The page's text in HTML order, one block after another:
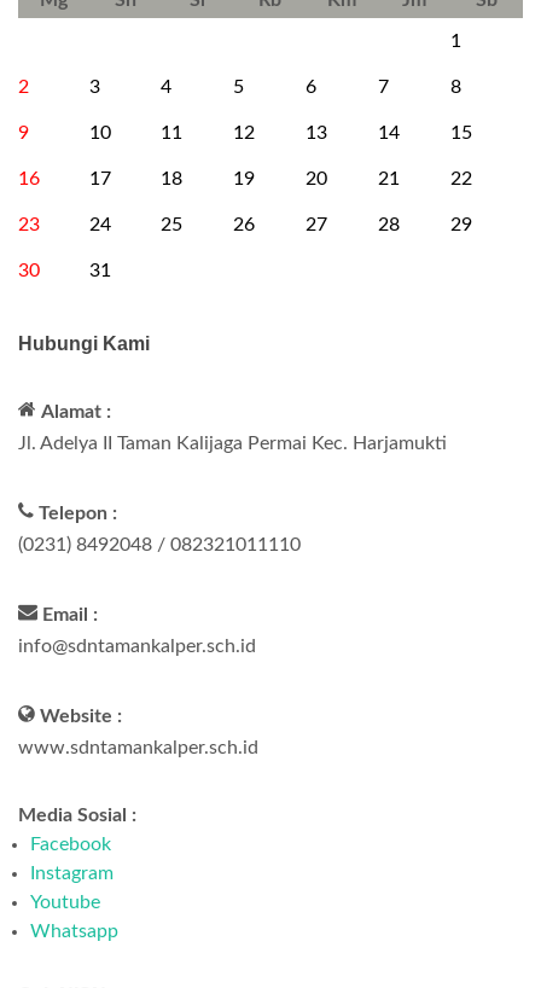
1
2 3 4 5 6 7 8
9 10 11 12 13 14 15
16 17 18 19 20 21 22
23 24 25 26 27 28 29
30 31
Hubungi Kami
Alamat :
Jl. Adelya II Taman Kalijaga Permai Kec. Harjamukti
Telepon :
(0231) 8492048 / 082321011110
Email :
info@sdntamankalper.sch.id
Website :
www.sdntamankalper.sch.id
Media Sosial :
Facebook
Instagram
Youtube
Whatsapp